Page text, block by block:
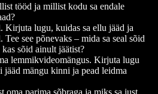
tööd ja millist kodu sa endale
Kirjuta lugu, kuidas sa ellu jääd ja
Tee see põnevaks – mida sa seal sõid
sõid ainult jäätist?
lemmikvideomängus. Kirjuta lugu
jääd mängu kinni ja pead leidma
oma parima sõbraga ja miks sa just